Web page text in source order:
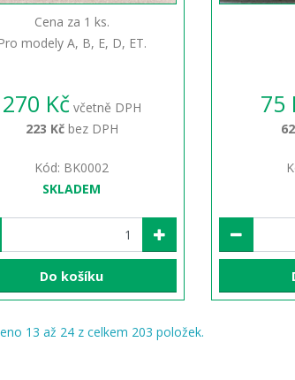
Cena za 1 ks.
modely A, B, E, D, ET.
270 Kč včetně DPH
223 Kčbez DPH
Kód: BK0002
SKLADEM
Do košíku
75
13 až 24 z celkem 203 položek.